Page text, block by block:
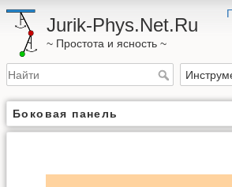
Jurik-Phys.Net.Ru
~ Простота и ясность ~
Боковая панель